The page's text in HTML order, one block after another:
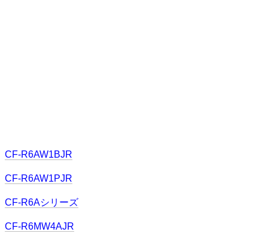
CF-R6AW1BJR
CF-R6AW1PJR
CF-R6Aシリーズ
CF-R6MW4AJR